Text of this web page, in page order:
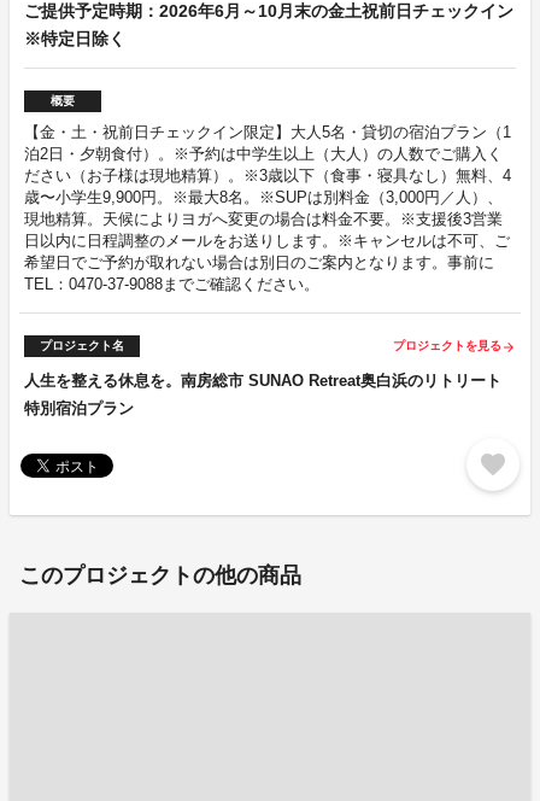
ご提供予定時期：2026年6月～10月末の金土祝前日チェックイン
※特定日除く
概要
【金・土・祝前日チェックイン限定】大人5名・貸切の宿泊プラン（1
泊2日・夕朝食付）。※予約は中学生以上（大人）の人数でご購入く
ださい（お子様は現地精算）。※3歳以下（食事・寝具なし）無料、4
歳〜小学生9,900円。※最大8名。※SUPは別料金（3,000円／人）、
現地精算。天候によりヨガへ変更の場合は料金不要。※支援後3営業
日以内に日程調整のメールをお送りします。※キャンセルは不可、ご
希望日でご予約が取れない場合は別日のご案内となります。事前に
TEL：0470-37-9088までご確認ください。
プロジェクト名 プロジェクトを見る arrow_forward
人生を整える休息を。南房総市 SUNAO Retreat奥白浜のリトリート
特別宿泊プラン
favorite
このプロジェクトの他の商品